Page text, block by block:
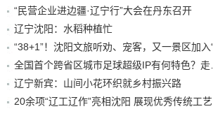
“民营企业进边疆·辽宁行”大会在丹东召开
辽宁沈阳：水稻种植忙
辽宁新宾：山间小花环织就乡村振兴路
20余项“辽工辽作”亮相沈阳 展现优秀传统工艺